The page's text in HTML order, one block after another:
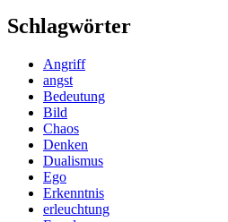
Schlagwörter
Angriff
angst
Bedeutung
Bild
Chaos
Denken
Dualismus
Ego
Erkenntnis
erleuchtung